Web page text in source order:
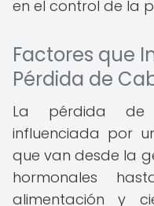
en el control de la
Factores que
Pérdida de
La pérdida de
influenciada por
que van desde la
hormonales
alimentación y